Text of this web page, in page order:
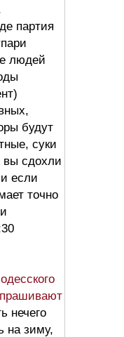
партия
людей
будут
суки
вы сдохли
если
точно
нечего
на зиму,